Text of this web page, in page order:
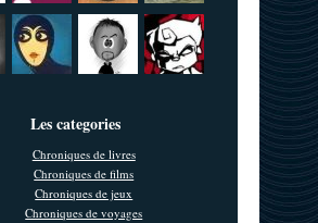
Les categories
Chroniques de livres
Chroniques de films
Chroniques de jeux
Chroniques de voyages